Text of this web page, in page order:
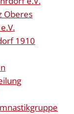
Oberes
1910